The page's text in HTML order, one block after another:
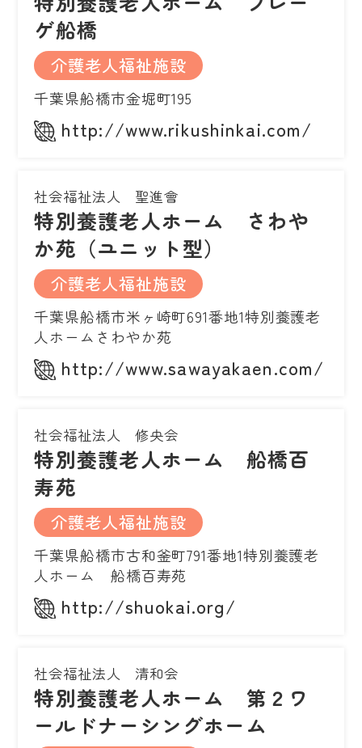
ゲ船橋
介護老人福祉施設
千葉県船橋市金堀町195
http://www.rikushinkai.com/
社会福祉法人 聖進會
特別養護老人ホーム さわや
か苑（ユニット型）
介護老人福祉施設
千葉県船橋市米ヶ崎町691番地1特別養護老
人ホームさわやか苑
http://www.sawayakaen.com/
社会福祉法人 修央会
特別養護老人ホーム 船橋百
寿苑
介護老人福祉施設
千葉県船橋市古和釜町791番地1特別養護老
人ホーム 船橋百寿苑
http://shuokai.org/
社会福祉法人 清和会
特別養護老人ホーム 第２ワ
ールドナーシングホーム